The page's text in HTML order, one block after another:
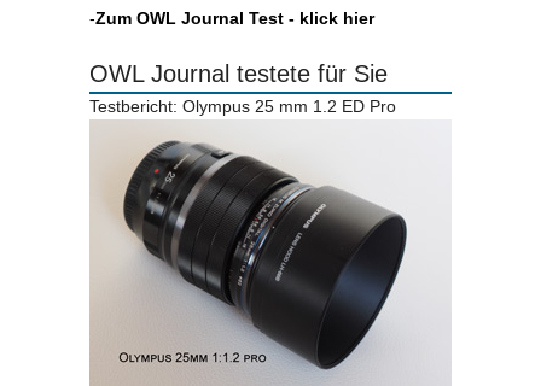
-Zum OWL Journal Test - klick hier
OWL Journal testete für Sie
Testbericht: Olympus 25 mm 1.2 ED Pro